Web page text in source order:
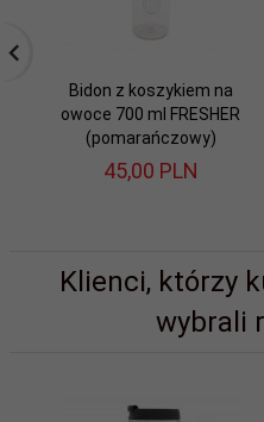
Bidon z koszykiem na
owoce 700 ml FRESHER
(pomarańczowy)
45,00 PLN
Klienci, którzy
wybrali